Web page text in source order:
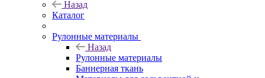
Назад
Каталог
Рулонные материалы
Назад
Рулонные материалы
Баннерная ткань